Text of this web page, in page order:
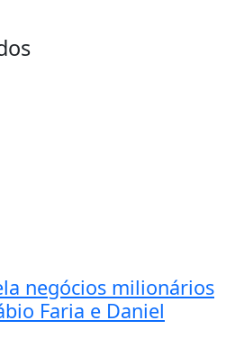
negócios milionários
Faria e Daniel